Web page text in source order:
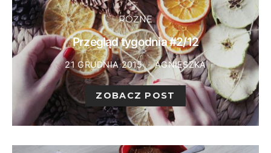
RÓŻNE
Przegląd tygodnia #2/12
21 GRUDNIA 2015 AGNIESZKA
ZOBACZ POST